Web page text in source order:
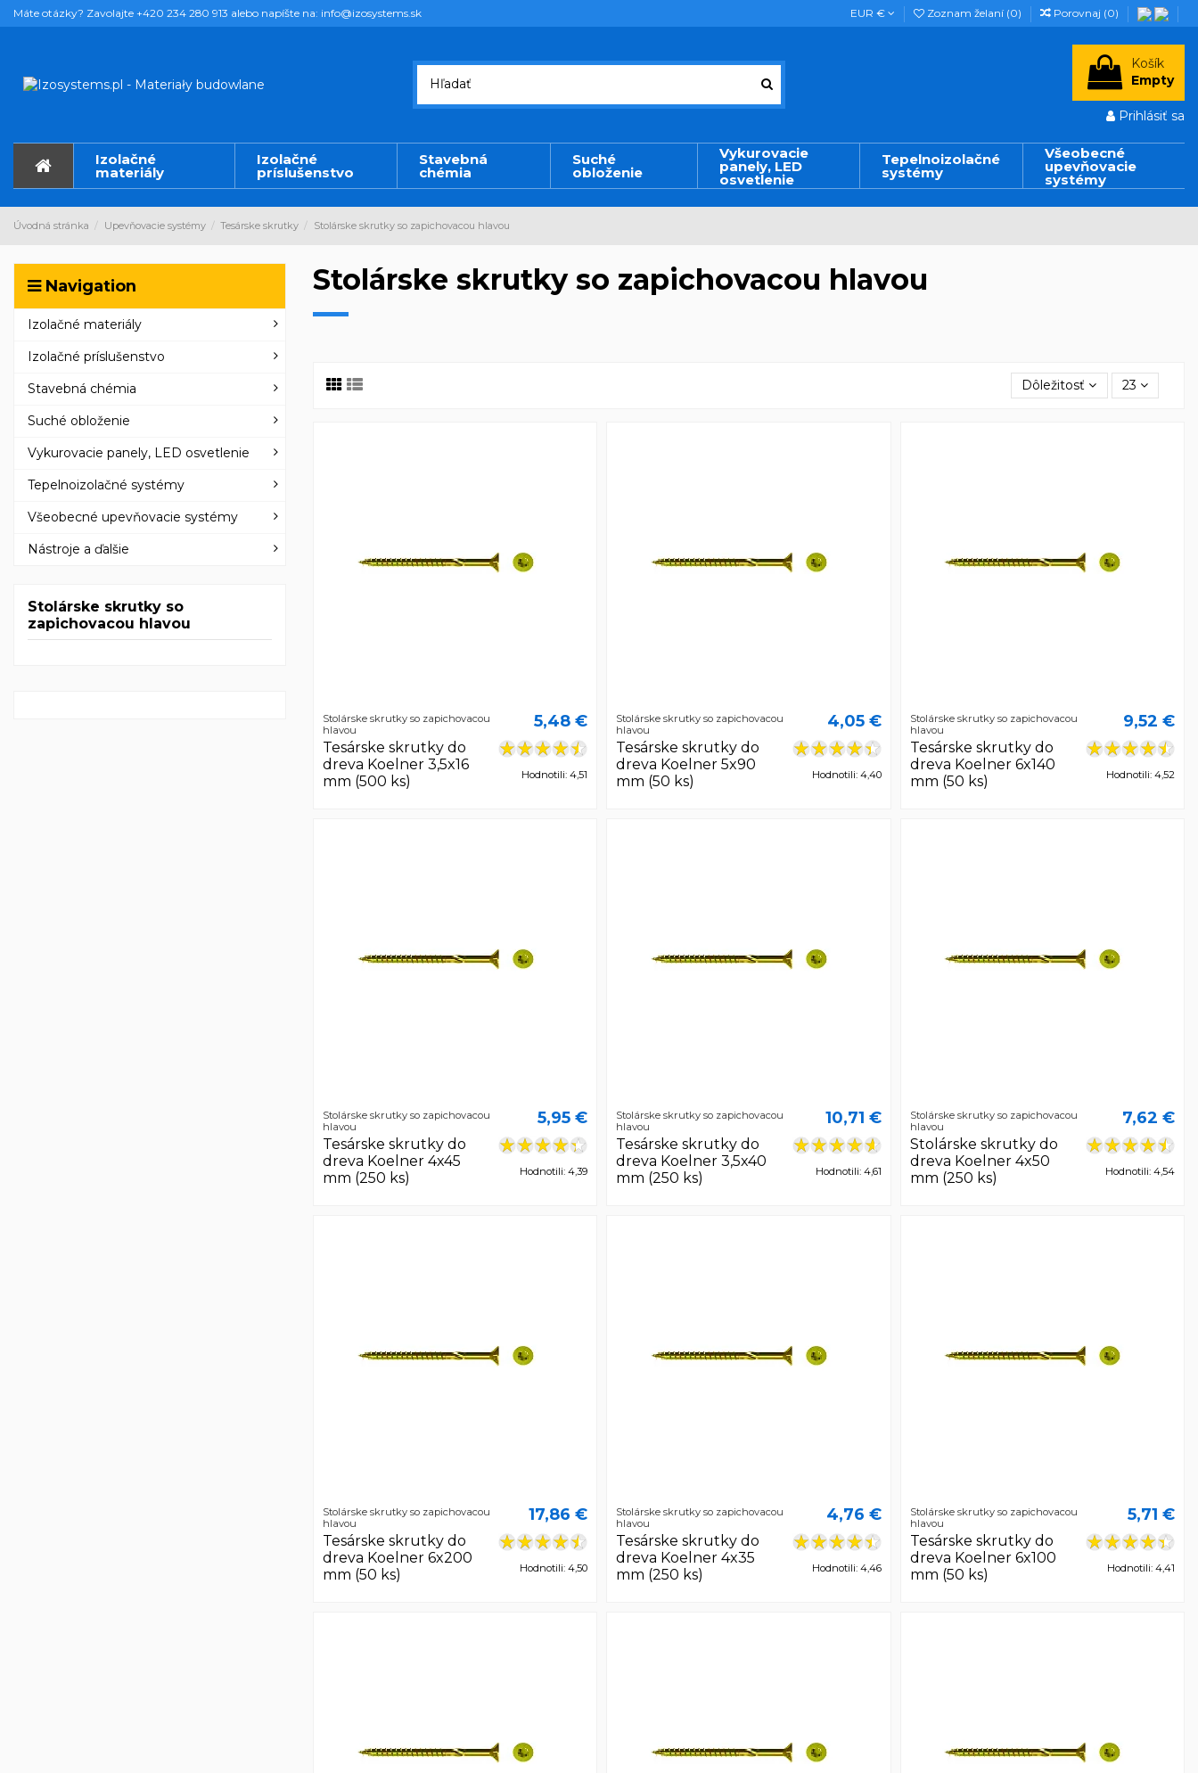
Máte otázky? Zavolajte +420 234 280 913 alebo napíšte na: info@izosystems.sk EUR € Zoznam želaní (0) Porovnaj (0)
Košík
Empty
Prihlásiť sa
Izolačné
materiály
Izolačné
príslušenstvo
Stavebná
chémia
Suché
obloženie
Vykurovacie
panely, LED
osvetlenie
Tepelnoizolačné
systémy
Všeobecné
upevňovacie
systémy
Úvodná stránka Upevňovacie systémy Tesárske skrutky Stolárske skrutky so zapichovacou hlavou
Stolárske skrutky so zapichovacou hlavou
Dôležitosť 23
Stolárske skrutky so zapichovacou
hlavou
Tesárske skrutky do
dreva Koelner 3,5x16
mm (500 ks)
5,48 €
Hodnotili: 4,51
Stolárske skrutky so zapichovacou
hlavou
Tesárske skrutky do
dreva Koelner 5x90
mm (50 ks)
4,05 €
Hodnotili: 4,40
Stolárske skrutky so zapichovacou
hlavou
Tesárske skrutky do
dreva Koelner 6x140
mm (50 ks)
9,52 €
Hodnotili: 4,52
Stolárske skrutky so zapichovacou
hlavou
Tesárske skrutky do
dreva Koelner 4x45
mm (250 ks)
5,95 €
Hodnotili: 4,39
Stolárske skrutky so zapichovacou
hlavou
Tesárske skrutky do
dreva Koelner 3,5x40
mm (250 ks)
10,71 €
Hodnotili: 4,61
Stolárske skrutky so zapichovacou
hlavou
Stolárske skrutky do
dreva Koelner 4x50
mm (250 ks)
7,62 €
Hodnotili: 4,54
Stolárske skrutky so zapichovacou
hlavou
Tesárske skrutky do
dreva Koelner 6x200
mm (50 ks)
17,86 €
Hodnotili: 4,50
Stolárske skrutky so zapichovacou
hlavou
Tesárske skrutky do
dreva Koelner 4x35
mm (250 ks)
4,76 €
Hodnotili: 4,46
Stolárske skrutky so zapichovacou
hlavou
Tesárske skrutky do
dreva Koelner 6x100
mm (50 ks)
5,71 €
Hodnotili: 4,41
Navigation
Izolačné materiály
Izolačné príslušenstvo
Stavebná chémia
Suché obloženie
Vykurovacie panely, LED osvetlenie
Tepelnoizolačné systémy
Všeobecné upevňovacie systémy
Nástroje a ďalšie
Stolárske skrutky so
zapichovacou hlavou